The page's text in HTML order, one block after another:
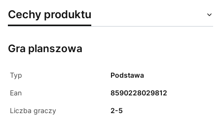
Cechy produktu
Gra planszowa
Typ Podstawa
Ean 8590228029812
Liczba graczy 2-5